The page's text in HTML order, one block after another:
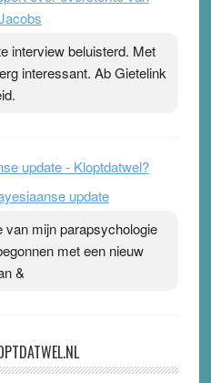
interview beluisterd. Met
interessant. Ab Gietelink
update - Kloptdatwel?
update
mijn parapsychologie
met een nieuw
&